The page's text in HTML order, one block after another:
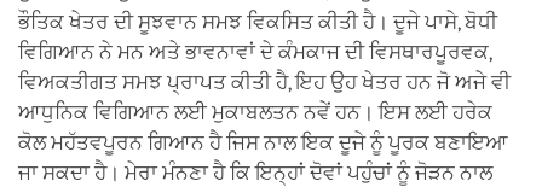
ਭੌਤਿਕ ਖੇਤਰ ਦੀ ਸੂਝਵਾਨ ਸਮਝ ਵਿਕਸਿਤ ਕੀਤੀ ਹੈ। ਦੂਜੇ ਪਾਸੇ, ਬੋਧੀ
ਵਿਗਿਆਨ ਨੇ ਮਨ ਅਤੇ ਭਾਵਨਾਵਾਂ ਦੇ ਕੰਮਕਾਜ ਦੀ ਵਿਸਥਾਰਪੂਰਵਕ,
ਵਿਅਕਤੀਗਤ ਸਮਝ ਪ੍ਰਾਪਤ ਕੀਤੀ ਹੈ, ਇਹ ਉਹ ਖੇਤਰ ਹਨ ਜੋ ਅਜੇ ਵੀ
ਆਧੁਨਿਕ ਵਿਗਿਆਨ ਲਈ ਮੁਕਾਬਲਤਨ ਨਵੇਂ ਹਨ। ਇਸ ਲਈ ਹਰੇਕ
ਕੋਲ ਮਹੱਤਵਪੂਰਨ ਗਿਆਨ ਹੈ ਜਿਸ ਨਾਲ ਇਕ ਦੂਜੇ ਨੂੰ ਪੂਰਕ ਬਣਾਇਆ
ਜਾ ਸਕਦਾ ਹੈ। ਮੇਰਾ ਮੰਨਣਾ ਹੈ ਕਿ ਇਨ੍ਹਾਂ ਦੋਵਾਂ ਪਹੁੰਚਾਂ ਨੂੰ ਜੋੜਨ ਨਾਲ